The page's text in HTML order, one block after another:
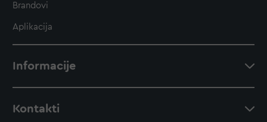
Brandovi
Aplikacija
Informacije
Kontakti